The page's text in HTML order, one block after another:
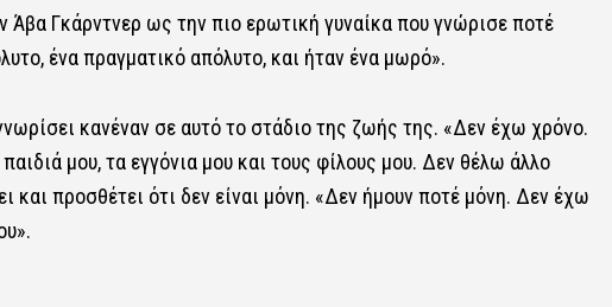
Άβα Γκάρντνερ ως την πιο ερωτική γυναίκα που γνώρισε ποτέ
ένα πραγματικό απόλυτο, και ήταν ένα μωρό».
κανέναν σε αυτό το στάδιο της ζωής της. «Δεν έχω χρόνο.
μου, τα εγγόνια μου και τους φίλους μου. Δεν θέλω άλλο
και προσθέτει ότι δεν είναι μόνη. «Δεν ήμουν ποτέ μόνη. Δεν έχω